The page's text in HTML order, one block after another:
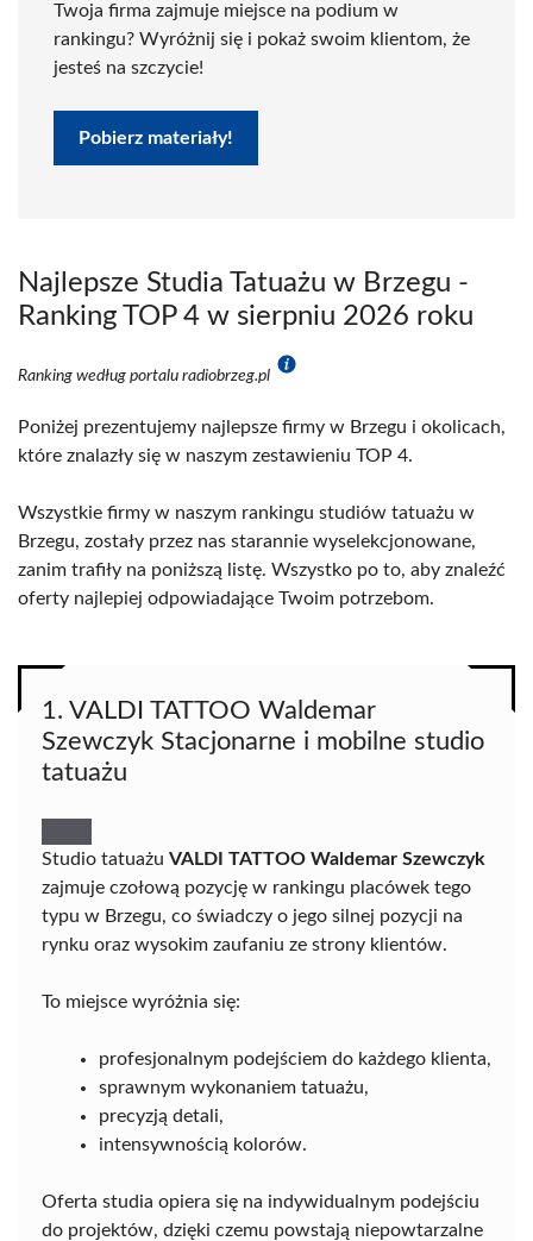
Twoja firma zajmuje miejsce na podium w
rankingu? Wyróżnij się i pokaż swoim klientom, że
jesteś na szczycie!
Pobierz materiały!
Najlepsze Studia Tatuażu w Brzegu -
Ranking TOP 4 w sierpniu 2026 roku
Ranking według portalu radiobrzeg.pl
Poniżej prezentujemy najlepsze firmy w Brzegu i okolicach,
które znalazły się w naszym zestawieniu TOP 4.
Wszystkie firmy w naszym rankingu studiów tatuażu w
Brzegu, zostały przez nas starannie wyselekcjonowane,
zanim trafiły na poniższą listę. Wszystko po to, aby znaleźć
oferty najlepiej odpowiadające Twoim potrzebom.
1. VALDI TATTOO Waldemar
Szewczyk Stacjonarne i mobilne studio
tatuażu
Studio tatuażu VALDI TATTOO Waldemar Szewczyk
zajmuje czołową pozycję w rankingu placówek tego
typu w Brzegu, co świadczy o jego silnej pozycji na
rynku oraz wysokim zaufaniu ze strony klientów.
To miejsce wyróżnia się:
profesjonalnym podejściem do każdego klienta,
sprawnym wykonaniem tatuażu,
precyzją detali,
intensywnością kolorów.
Oferta studia opiera się na indywidualnym podejściu
do projektów, dzięki czemu powstają niepowtarzalne